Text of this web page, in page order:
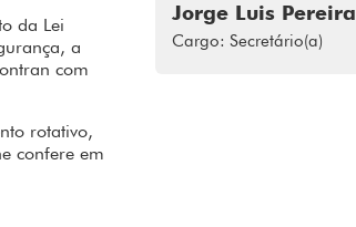
da Lei
a
com
rotativo,
confere em
Jorge Luis Pereira
Cargo: Secretário(a)